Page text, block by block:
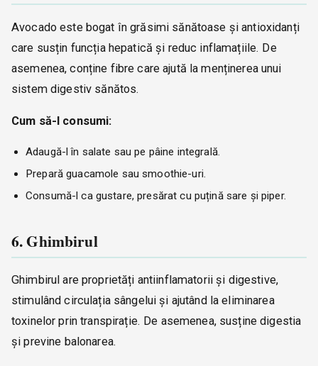
Avocado este bogat în grăsimi sănătoase și antioxidanți
care susțin funcția hepatică și reduc inflamațiile. De
asemenea, conține fibre care ajută la menținerea unui
sistem digestiv sănătos.
Cum să-l consumi:
Adaugă-l în salate sau pe pâine integrală.
Prepară guacamole sau smoothie-uri.
Consumă-l ca gustare, presărat cu puțină sare și piper.
6. Ghimbirul
Ghimbirul are proprietăți antiinflamatorii și digestive,
stimulând circulația sângelui și ajutând la eliminarea
toxinelor prin transpirație. De asemenea, susține digestia
și previne balonarea.